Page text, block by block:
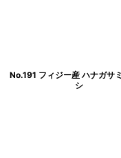
No.191 フィジー産 ハナガサ
シ